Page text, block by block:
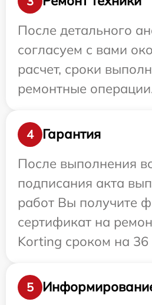
После детального
согласуем с вами
расчет, сроки
ремонтные
4
Гарантия
После выполнения
подписания акта
работ Вы получите
сертификат на
Korting сроком на 36
5